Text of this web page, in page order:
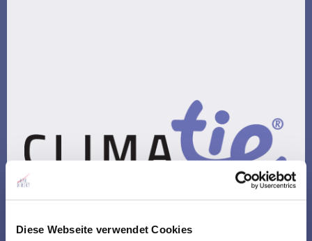
Diese Webseite verwendet Cookies